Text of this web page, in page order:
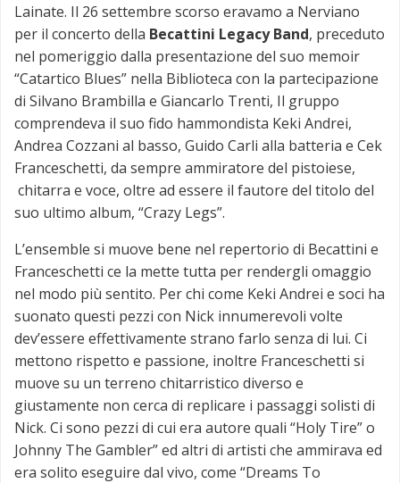
Lainate. Il 26 settembre scorso eravamo a Nerviano
per il concerto della Becattini Legacy Band, preceduto
nel pomeriggio dalla presentazione del suo memoir
“Catartico Blues” nella Biblioteca con la partecipazione
di Silvano Brambilla e Giancarlo Trenti, Il gruppo
comprendeva il suo fido hammondista Keki Andrei,
Andrea Cozzani al basso, Guido Carli alla batteria e Cek
Franceschetti, da sempre ammiratore del pistoiese,
chitarra e voce, oltre ad essere il fautore del titolo del
suo ultimo album, “Crazy Legs”.
L’ensemble si muove bene nel repertorio di Becattini e
Franceschetti ce la mette tutta per rendergli omaggio
nel modo più sentito. Per chi come Keki Andrei e soci ha
suonato questi pezzi con Nick innumerevoli volte
dev’essere effettivamente strano farlo senza di lui. Ci
mettono rispetto e passione, inoltre Franceschetti si
muove su un terreno chitarristico diverso e
giustamente non cerca di replicare i passaggi solisti di
Nick. Ci sono pezzi di cui era autore quali “Holy Tire” o
Johnny The Gambler” ed altri di artisti che ammirava ed
era solito eseguire dal vivo, come “Dreams To